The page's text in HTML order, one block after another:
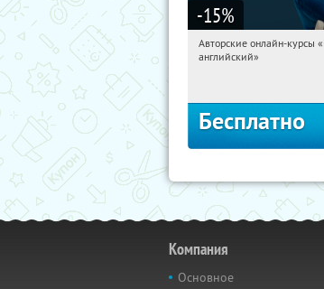
-15%
15:16:14
Авторские онлайн-курсы
английский»
Бесплатно
Компания
Основное